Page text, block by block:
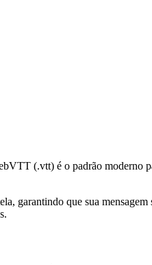
(.vtt) é o padrão moderno
garantindo que sua